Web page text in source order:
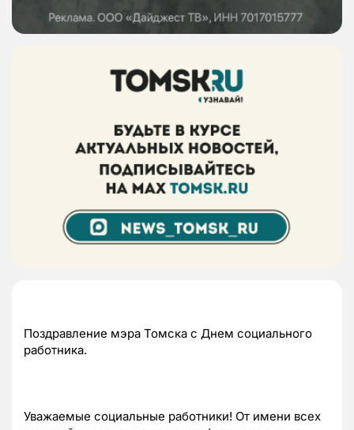
Поздравление мэра Томска с Днем социального
работника.
Уважаемые социальные работники! От имени всех